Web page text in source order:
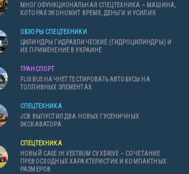
МНОГОФУНКЦИОНАЛЬНАЯ СПЕЦТЕХНИКА – МАШИНА,
КОТОРАЯ ЭКОНОМИТ ВРЕМЯ, ДЕНЬГИ И УСИЛИЯ
ОБЗОРЫ СПЕЦТЕХНИКИ
ЦИЛИНДРЫ ГИДРАВЛИЧЕСКИЕ (ГИДРОЦИЛИНДРЫ) И
ИХ ПРИМЕНЕНИЕ В УКРАИНЕ
ТРАНСПОРТ
FLIXBUS НАЧНЕТ ТЕСТИРОВАТЬ АВТОБУСЫ НА
ТОПЛИВНЫХ ЭЛЕМЕНТАХ
СПЕЦТЕХНИКА
JCB ВЫПУСТИЛ ДВА НОВЫХ ГУСЕНИЧНЫХ
ЭКСКАВАТОРА
СПЕЦТЕХНИКА
НОВЫЙ CASE IH VESTRUM CVXDRIVE – СОЧЕТАНИЕ
ПРЕВОСХОДНЫХ ХАРАКТЕРИСТИК И КОМПАКТНЫХ
РАЗМЕРОВ